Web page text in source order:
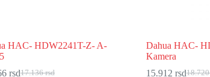
HAC- HDW2241T-Z- A-
17.136rsd
rsd
Dahua HAC-
Kamera
15.912 rsd